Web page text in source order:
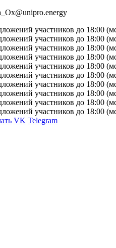
участников до 18:00
участников до 18:00
участников до 18:00
участников до 18:00
участников до 18:00
участников до 18:00
участников до 18:00
участников до 18:00
участников до 18:00
участников до 18:00
VK Telegram